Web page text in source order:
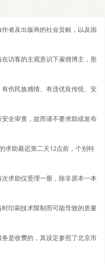
者及出版商的社会贡献，以及国
访客的主观意识下雇佣博主，形
伤民族感情、有违优良传统、安
全审查，故而请不要求助或发布
求助最迟第二天12点前，个别特
求助仅受理一册，除非原本一本
印刷技术限制而可能导致的质量
是收费的，其设定参照了北京市